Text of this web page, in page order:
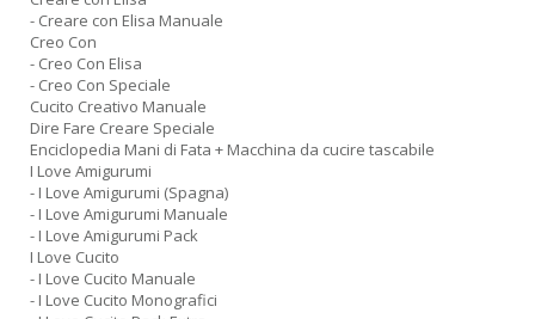
- Creare con Elisa Manuale
Creo Con
- Creo Con Elisa
- Creo Con Speciale
Cucito Creativo Manuale
Dire Fare Creare Speciale
Enciclopedia Mani di Fata + Macchina da cucire tascabile
I Love Amigurumi
- I Love Amigurumi (Spagna)
- I Love Amigurumi Manuale
- I Love Amigurumi Pack
I Love Cucito
- I Love Cucito Manuale
- I Love Cucito Monografici